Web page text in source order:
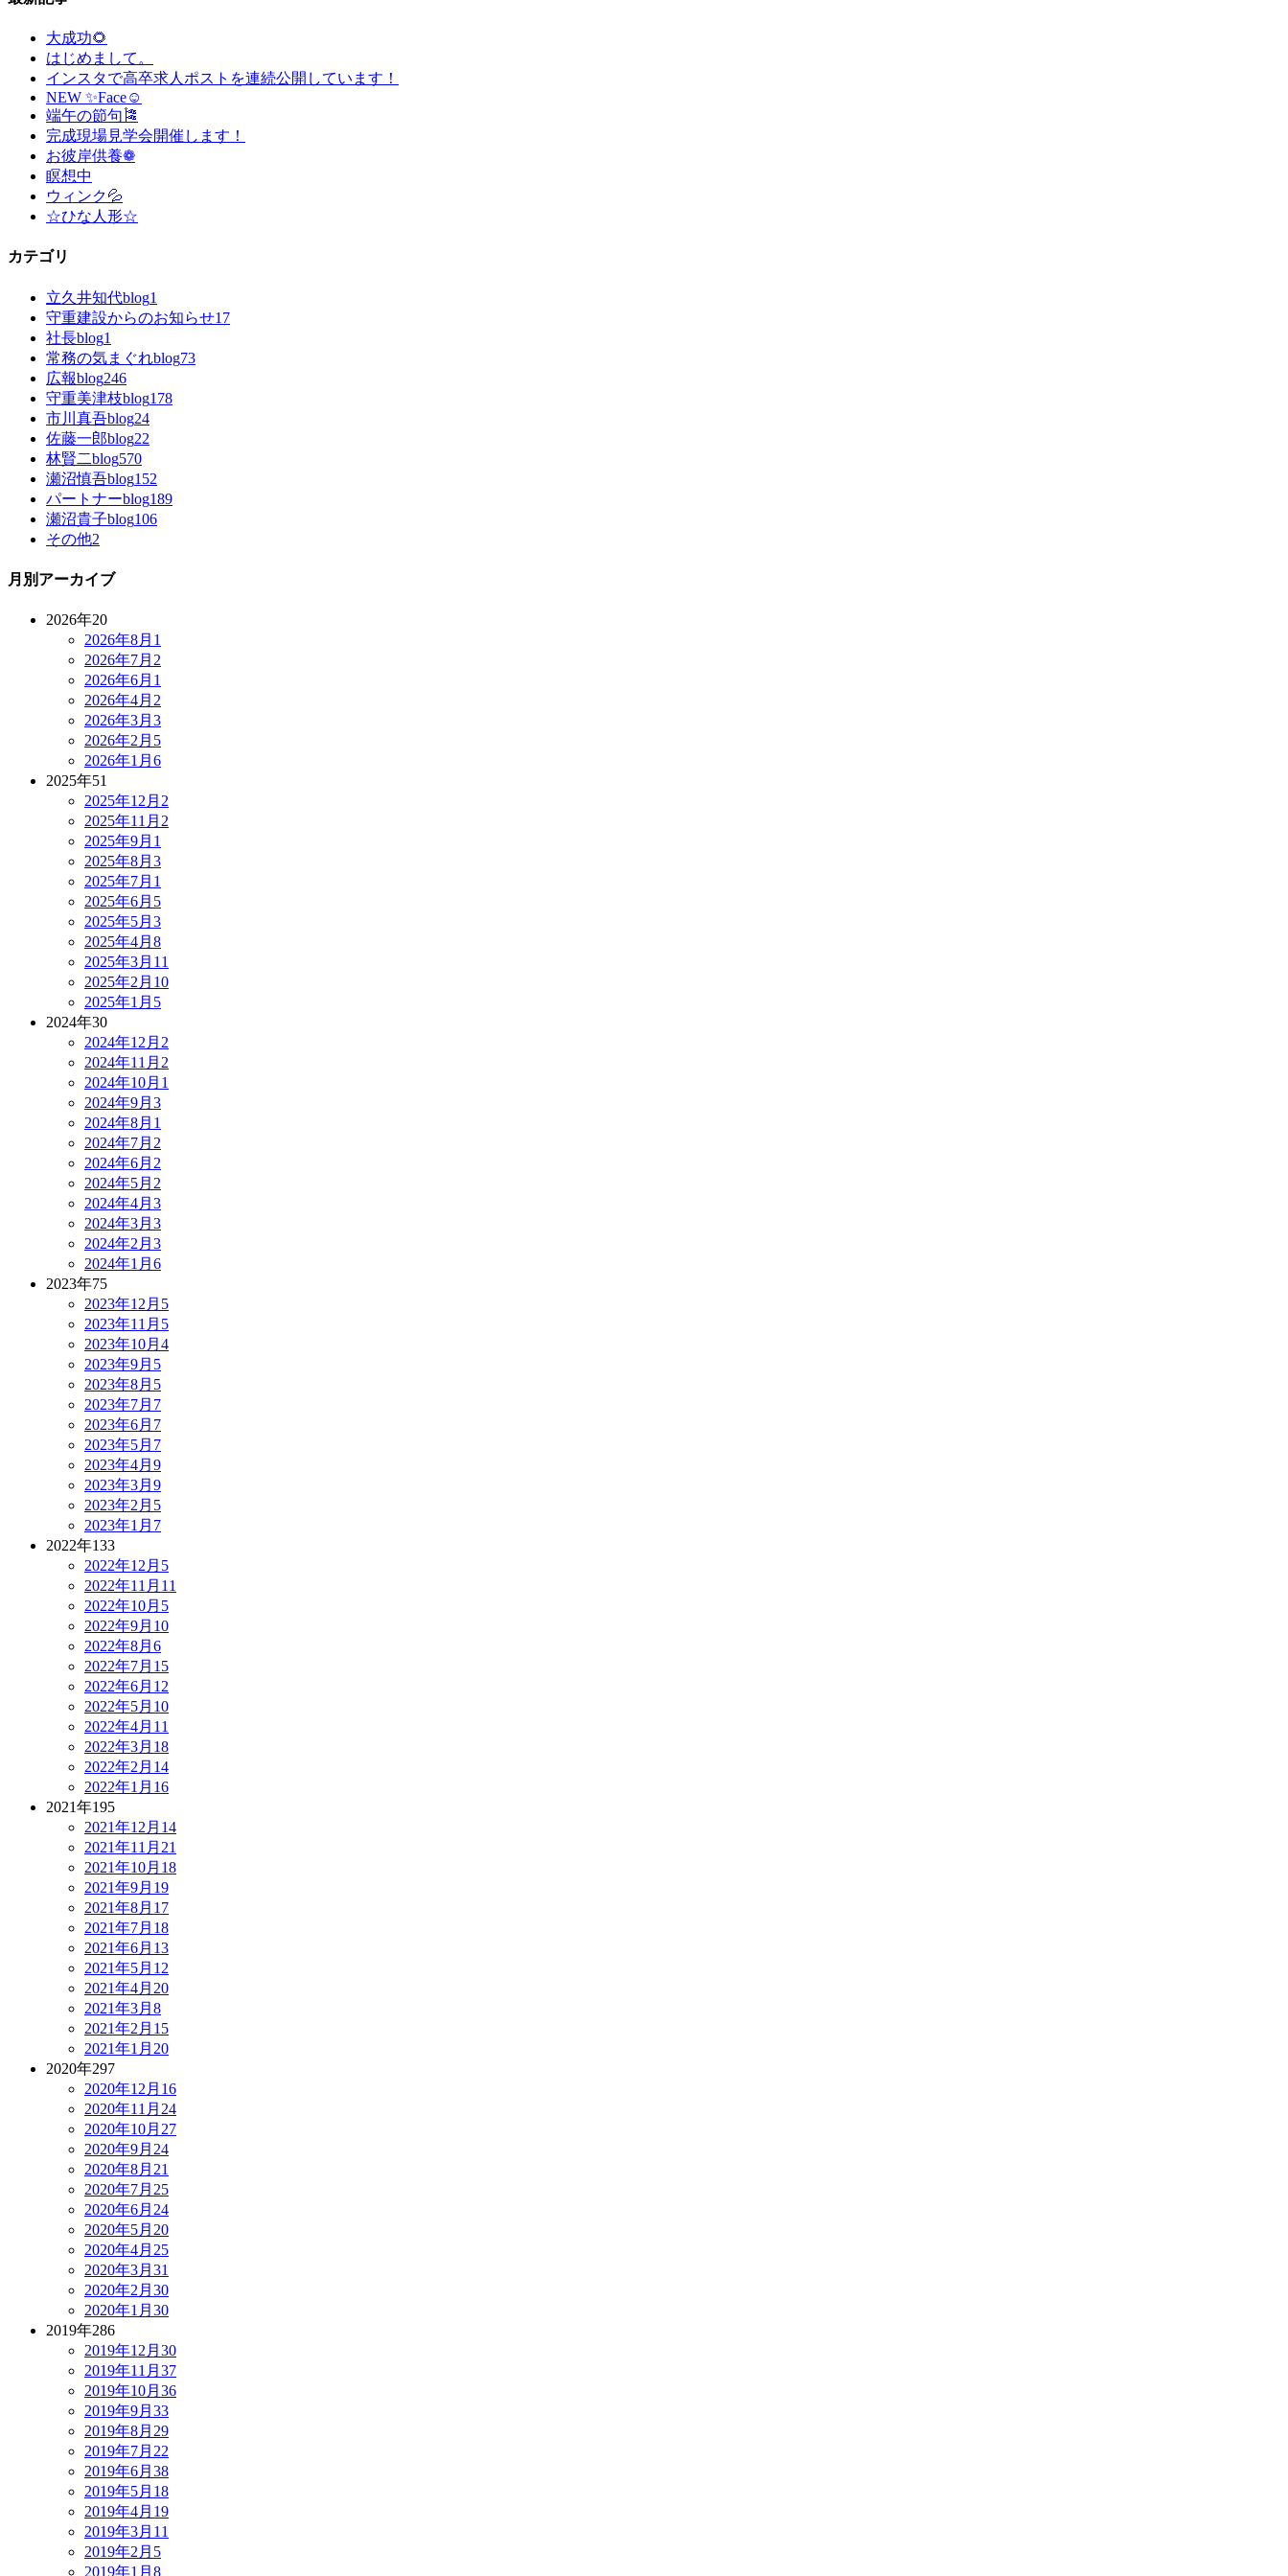
大成功🌻
はじめまして。
インスタで高卒求人ポストを連続公開しています！
NEW ✨Face☺
端午の節句🎏
完成現場見学会開催します！
お彼岸供養❁
瞑想中
ウィンク💦
☆ひな人形☆
カテゴリ
立久井知代blog1
守重建設からのお知らせ17
社長blog1
常務の気まぐれblog73
広報blog246
守重美津枝blog178
市川真吾blog24
佐藤一郎blog22
林賢二blog570
瀬沼慎吾blog152
パートナーblog189
瀬沼貴子blog106
その他2
月別アーカイブ
2026年20
2026年8月 1
2026年7月 2
2026年6月 1
2026年4月 2
2026年3月 3
2026年2月 5
2026年1月 6
2025年51
2025年12月 2
2025年11月 2
2025年9月 1
2025年8月 3
2025年7月 1
2025年6月 5
2025年5月 3
2025年4月 8
2025年3月 11
2025年2月 10
2025年1月 5
2024年30
2024年12月 2
2024年11月 2
2024年10月 1
2024年9月 3
2024年8月 1
2024年7月 2
2024年6月 2
2024年5月 2
2024年4月 3
2024年3月 3
2024年2月 3
2024年1月 6
2023年75
2023年12月 5
2023年11月 5
2023年10月 4
2023年9月 5
2023年8月 5
2023年7月 7
2023年6月 7
2023年5月 7
2023年4月 9
2023年3月 9
2023年2月 5
2023年1月 7
2022年133
2022年12月 5
2022年11月 11
2022年10月 5
2022年9月 10
2022年8月 6
2022年7月 15
2022年6月 12
2022年5月 10
2022年4月 11
2022年3月 18
2022年2月 14
2022年1月 16
2021年195
2021年12月 14
2021年11月 21
2021年10月 18
2021年9月 19
2021年8月 17
2021年7月 18
2021年6月 13
2021年5月 12
2021年4月 20
2021年3月 8
2021年2月 15
2021年1月 20
2020年297
2020年12月 16
2020年11月 24
2020年10月 27
2020年9月 24
2020年8月 21
2020年7月 25
2020年6月 24
2020年5月 20
2020年4月 25
2020年3月 31
2020年2月 30
2020年1月 30
2019年286
2019年12月 30
2019年11月 37
2019年10月 36
2019年9月 33
2019年8月 29
2019年7月 22
2019年6月 38
2019年5月 18
2019年4月 19
2019年3月 11
2019年2月 5
2019年1月 8